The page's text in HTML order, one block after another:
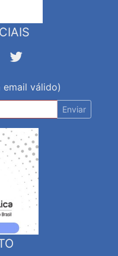
email válido)
Enviar